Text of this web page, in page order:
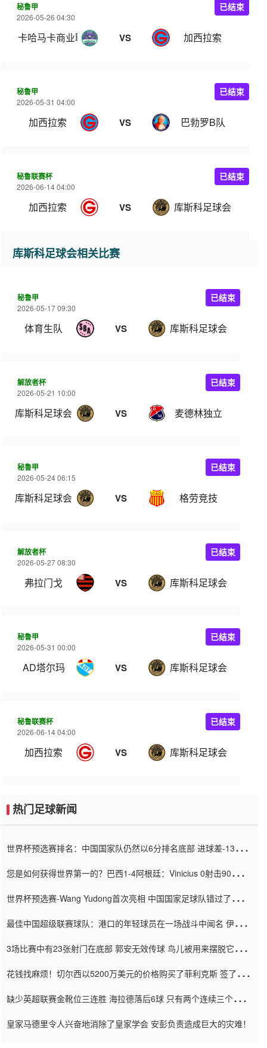
秘鲁甲
2026-05-26 04:30
卡哈马卡商业联 VS 加西拉索
已结束
秘鲁甲
2026-05-31 04:00
加西拉索 VS 巴勃罗B队
已结束
秘鲁联赛杯
2026-06-14 04:00
加西拉索 VS 库斯科足球会
已结束
库斯科足球会相关比赛
秘鲁甲
2026-05-17 09:30
体育生队 VS 库斯科足球会
已结束
解放者杯
2026-05-21 10:00
库斯科足球会 VS 麦德林独立
已结束
秘鲁甲
2026-05-24 06:15
库斯科足球会 VS 格劳竞技
已结束
解放者杯
2026-05-27 08:30
弗拉门戈 VS 库斯科足球会
已结束
秘鲁甲
2026-05-31 00:00
AD塔尔玛 VS 库斯科足球会
已结束
秘鲁联赛杯
2026-06-14 04:00
加西拉索 VS 库斯科足球会
已结束
热门足球新闻
世界杯预选赛排名：中国国家队仍然以6分排名底部 进球差-13令人
您是如何获得世界第一的？巴西1-4阿根廷：Vinicius 0射击90分钟
世界杯预选赛-Wang Yudong首次亮相 中国国家足球队错过了世界
最佳中国超级联赛球队：港口的年轻球员在一场战斗中闻名 伊万放
3场比赛中有23张射门在底部 郭安无效传球 鸟儿被用来摆脱它
花钱找麻烦！切尔西以5200万美元的价格购买了菲利克斯 签了7年
缺少英超联赛金靴位三连胜 海拉德落后6球 只有两个连续三个连续
皇家马德里令人兴奋地消除了皇家学会 安彭负责造成巨大的灾难！